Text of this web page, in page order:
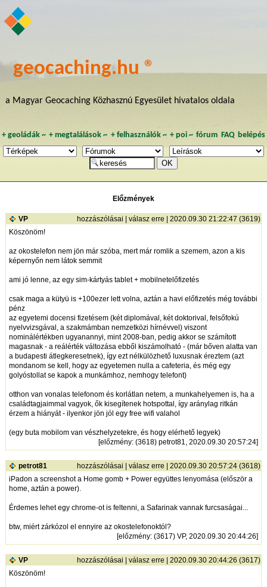
geocaching.hu ®
a Magyar Geocaching Közhasznú Egyesület hivatalos oldala
+ geoládák~ +megtalálások ~ + felhasználók~ + poi~ fórum FAQ belépés
Előzmények
VP hozzászólásai | válasz erre | 2020.09.30 21:22:47 (3619)
Köszönöm!
az okostelefon nem jön már szóba, mert már romlik a szemem, azon a kis
képernyőn nem látok semmit
ami jó lenne, az egy sim-kártyás tablet + mobilnetelőfizetés
csak maga a kütyü is +100ezer lett volna, aztán a havi előfizetés még további
pénz
az egyetemi docensi fizetésem (két diplomával, két doktorival, felsőfokú
nyelvvizsgával, a szakmámban nemzetközi hírnévvel) viszont
nominálértékben ugyanannyi, mint 2008-ban, pedig akkor se számított
magasnak - a reálérték változása ebből kiszámolható - (már bőven alatta van
a budapesti átlegkeresetnek), így ezt nélkülözhető luxusnak éreztem (azt
mondanom se kell, hogy az egyetemen nulla a cafeteria, és még egy
golyóstollat se kapok a munkámhoz, nemhogy telefont)
otthon van vonalas telefonom és korlátlan netem, a munkahelyemen is, ha a
családtagjaimmal vagyok, ők kisegítenek hotspottal, így aránylag ritkán
érzem a hiányát - ilyenkor jön jól egy free wifi valahol
(egy buta mobilom van vészhelyzetekre, és hogy elérhető legyek)
[előzmény: (3618) petrot81, 2020.09.30 20:57:24]
petrot81 hozzászólásai | válasz erre | 2020.09.30 20:57:24 (3618)
iPadon a screenshot a Home gomb + Power együttes lenyomása (először a
home, aztán a power).
Érdemes lehet egy chrome-ot is feltenni, a Safarinak vannak furcsaságai...
btw, miért zárkózol el ennyire az okostelefonoktól?
[előzmény: (3617) VP, 2020.09.30 20:44:26]
VP hozzászólásai | válasz erre | 2020.09.30 20:44:26 (3617)
Köszönöm!